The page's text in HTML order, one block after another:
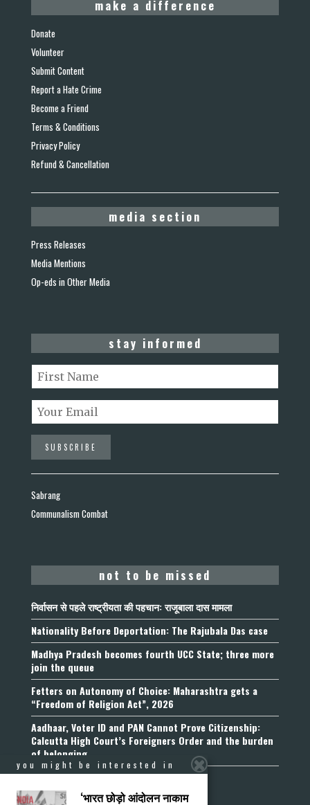
make a difference
Donate
Volunteer
Submit Content
Report a Hate Crime
Become a Friend
Terms & Conditions
Privacy Policy
Refund & Cancellation
media section
Press Releases
Media Mentions
Op-eds in Other Media
stay informed
Sabrang
Communalism Combat
not to be missed
निर्वासन से पहले राष्ट्रीयता की पहचान: राजूबाला दास मामला
Nationality Before Deportation: The Rajubala Das case
Madhya Pradesh becomes fourth UCC State; three more
join the queue
Fetters on Autonomy of Choice: Maharashtra gets a
“Freedom of Religion Act”, 2026
Aadhaar, Voter ID and PAN Cannot Prove Citizenship:
Calcutta High Court’s Foreigners Order and the burden
of belonging
you might be interested in
‘भारत छोड़ो आंदोलन नाकाम